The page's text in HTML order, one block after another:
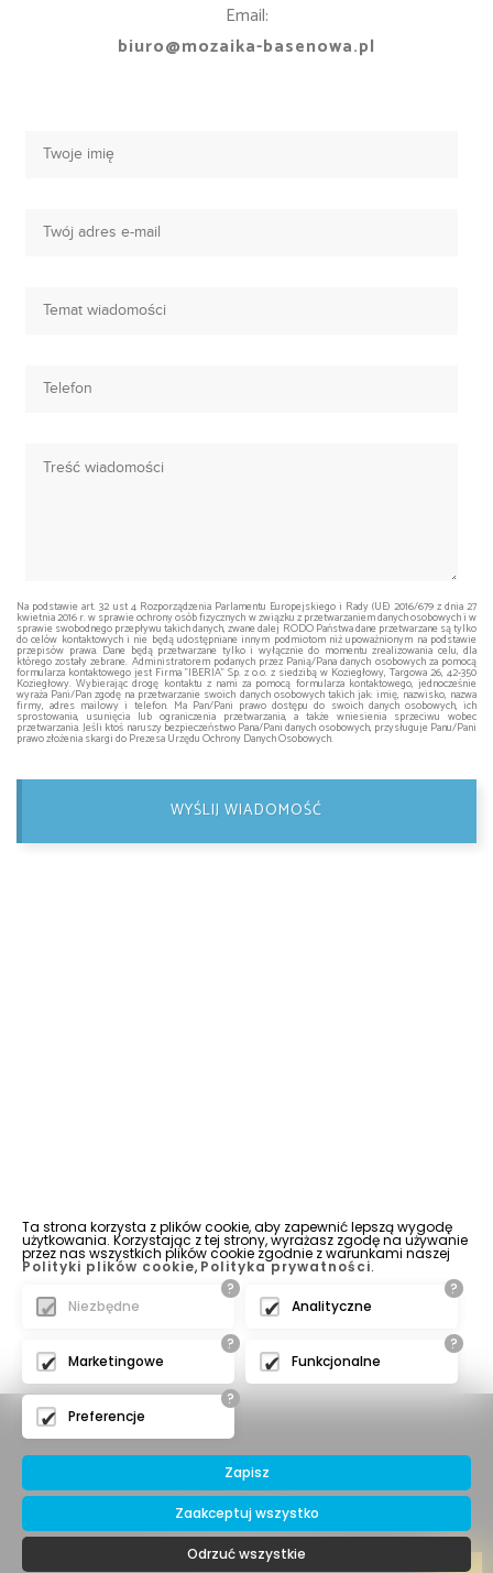
Email:
biuro@mozaika-basenowa.pl
Na podstawie art. 32 ust 4 Rozporządzenia Parlamentu Europejskiego i Rady (UE) 2016/679 z dnia 27
kwietnia 2016 r. w sprawie ochrony osób fizycznych w związku z przetwarzaniem danych osobowych i w
sprawie swobodnego przepływu takich danych, zwane dalej RODO Państwa dane przetwarzane są tylko
do celów kontaktowych i nie będą udostępniane innym podmiotom niż upoważnionym na podstawie
przepisów prawa. Dane będą przetwarzane tylko i wyłącznie do momentu zrealizowania celu, dla
którego zostały zebrane. Administratorem podanych przez Panią/Pana danych osobowych za pomocą
formularza kontaktowego jest Firma "IBERIA" Sp. z o.o. z siedzibą w Koziegłowy, Targowa 26, 42-350
Koziegłowy. Wybierając drogę kontaktu z nami za pomocą formularza kontaktowego, jednocześnie
wyraża Pani/Pan zgodę na przetwarzanie swoich danych osobowych takich jak: imię, nazwisko, nazwa
firmy, adres mailowy i telefon. Ma Pan/Pani prawo dostępu do swoich danych osobowych, ich
sprostowania, usunięcia lub ograniczenia przetwarzania, a także wniesienia sprzeciwu wobec
przetwarzania. Jeśli ktoś naruszy bezpieczeństwo Pana/Pani danych osobowych, przysługuje Panu/Pani
prawo złożenia skargi do Prezesa Urzędu Ochrony Danych Osobowych.
WYŚLIJ WIADOMOŚĆ
© 2016 IBERIA Sp. z o.o.
Ta strona korzysta z plików cookie, aby zapewnić lepszą wygodę
użytkowania. Korzystając z tej strony, wyrażasz zgodę na używanie
przez nas wszystkich plików cookie zgodnie z warunkami naszej
Polityki plików cookie, Polityka prywatności.
?
Niezbędne
?
Analityczne
?
Marketingowe
?
Funkcjonalne
?
Preferencje
Zapisz
Zaakceptuj wszystko
Odrzuć wszystkie